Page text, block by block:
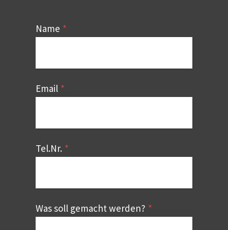
Name *
Email *
Tel.Nr. *
Was soll gemacht werden? *